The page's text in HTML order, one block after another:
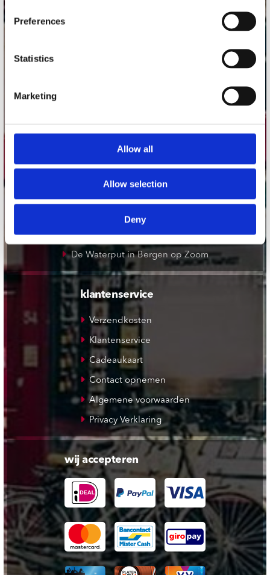
Preferences
Statistics
Marketing
Allow all
Allow selection
Deny
Plato Utrecht
Plato Rotterdam
Plato Apeldoorn / Mansion 24
De Waterput in Bergen op Zoom
klantenservice
Verzendkosten
Klantenservice
Cadeaukaart
Contact opnemen
Algemene voorwaarden
Privacy Verklaring
wij accepteren